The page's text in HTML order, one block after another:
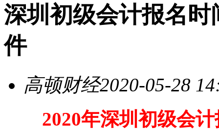
深圳初级会计报名
件
高顿财经2020-05-28
2020年深圳初级会